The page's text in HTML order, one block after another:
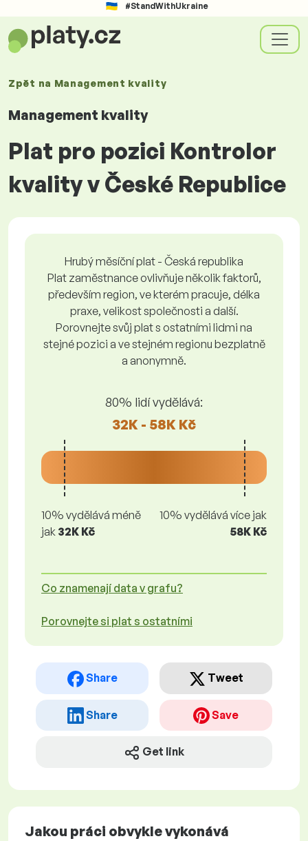
#StandWithUkraine
Zpět na Management kvality
Management kvality
Plat pro pozici Kontrolor
kvality v České Republice
Hrubý měsíční plat - Česká republika
Plat zaměstnance ovlivňuje několik faktorů,
především region, ve kterém pracuje, délka
praxe, velikost společnosti a další.
Porovnejte svůj plat s ostatními lidmi na
stejné pozici a ve stejném regionu bezplatně
a anonymně.
80% lidí vydělává:
32K - 58K Kč
10% vydělává méně
jak 32K Kč
10% vydělává více jak
58K Kč
Co znamenají data v grafu?
Porovnejte si plat s ostatními
Share Tweet
Share Save
Get link
Jakou práci obvykle vykonává